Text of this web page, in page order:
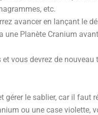
etc.
avancer en lançant le
Planète Cranium
vous devrez de
gérer le sablier, car il faut
ou une case violette,